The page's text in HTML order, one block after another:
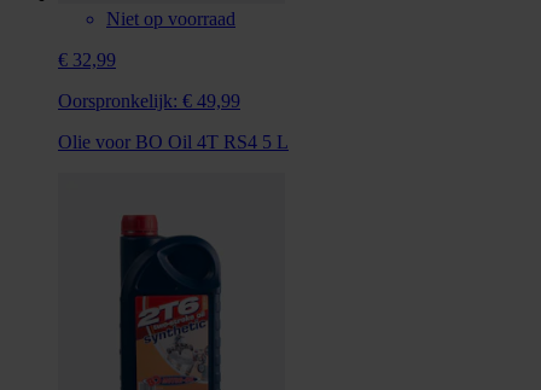
Niet op voorraad
€ 32,99
Oorspronkelijk: € 49,99
Olie voor BO Oil 4T RS4 5 L